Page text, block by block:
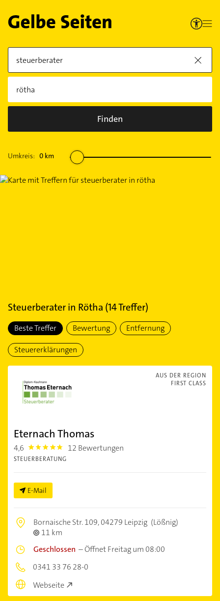
Finden
Umkreis: 0 km
Steuerberaterin Rötha (14Treffer)
Beste Treffer Bewertung Entfernung
Steuererklärungen
AUS DER REGION
FIRST CLASS
Eternach Thomas
4,6 4.6 12 Bewertungen
STEUERBERATUNG
E-Mail
Bornaische Str. 109,04279 Leipzig (Lößnig)
11 km
Geschlossen –Öffnet Freitag um 08:00
0341 33 76 28-0
Webseite